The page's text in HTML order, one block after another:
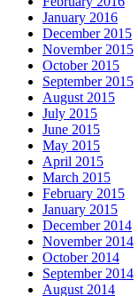
January 2016
December 2015
November 2015
October 2015
September 2015
August 2015
July 2015
June 2015
May 2015
April 2015
March 2015
February 2015
January 2015
December 2014
November 2014
October 2014
September 2014
August 2014